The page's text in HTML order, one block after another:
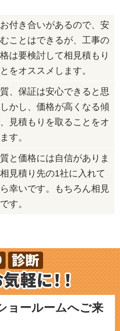
付き合いがあるので、安
ことはできるが、工事の
は要検討して相見積もり
をオススメします。
、保証は安心できると思
かし、価格が高くなる傾
見積もりを取ることをオ
す。
と価格には自信がありま
見積り先の1社に入れて
幸いです。もちろん相見
す。
ョールームへご来